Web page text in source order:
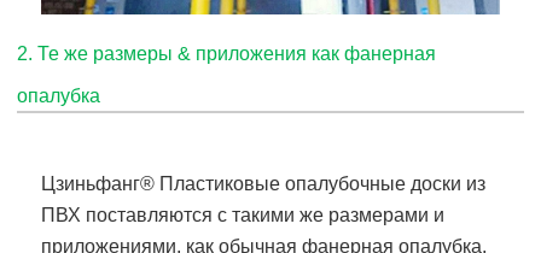
2. Те же размеры & приложения как фанерная
опалубка
Цзиньфанг® Пластиковые опалубочные доски из
ПВХ поставляютсяс такими же размерами и
приложениями, как обычная фанерная опалубка,